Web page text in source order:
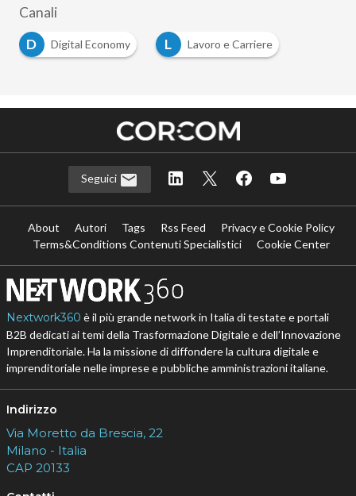
Canali
D
Digital Economy L Lavoro e Carriere
Seguici
About Autori Tags Rss Feed
Privacy e Cookie Policy
Terms&Conditions Contenuti Specialistici
Cookie Center
Nextwork360 è il più grande network in Italia di testate e portali
B2B dedicati ai temi della Trasformazione Digitale e dell’Innovazione
Imprenditoriale. Ha la missione di diffondere la cultura digitale e
imprenditoriale nelle imprese e pubbliche amministrazioni italiane.
Indirizzo
Via Moretto da Brescia, 22
Milano - Italia
CAP 20133